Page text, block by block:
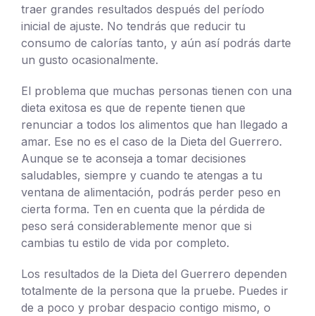
traer grandes resultados después del período
inicial de ajuste. No tendrás que reducir tu
consumo de calorías tanto, y aún así podrás darte
un gusto ocasionalmente.
El problema que muchas personas tienen con una
dieta exitosa es que de repente tienen que
renunciar a todos los alimentos que han llegado a
amar. Ese no es el caso de la Dieta del Guerrero.
Aunque se te aconseja a tomar decisiones
saludables, siempre y cuando te atengas a tu
ventana de alimentación, podrás perder peso en
cierta forma. Ten en cuenta que la pérdida de
peso será considerablemente menor que si
cambias tu estilo de vida por completo.
Los resultados de la Dieta del Guerrero dependen
totalmente de la persona que la pruebe. Puedes ir
de a poco y probar despacio contigo mismo, o